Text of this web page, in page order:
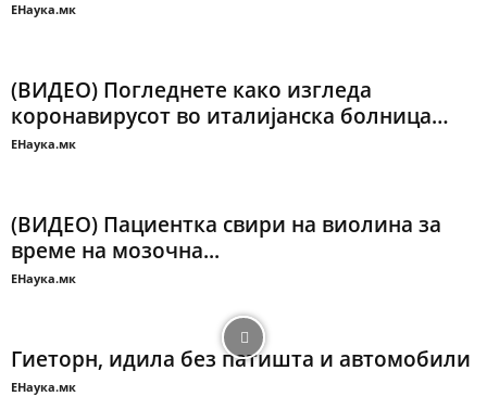
ЕНаука.мк
(ВИДЕО) Погледнете како изгледа
коронавирусот во италијанска болница…
ЕНаука.мк
(ВИДЕО) Пациентка свири на виолина за
време на мозочна...
ЕНаука.мк
Гиеторн, идила без патишта и автомобили
ЕНаука.мк